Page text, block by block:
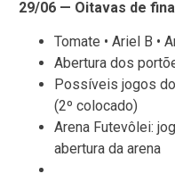
29/06 — Oitavas de
Tomate • Ariel B •
Abertura dos
Possíveis jogos
(2º colocado)
Arena Futevôlei:
abertura da arena